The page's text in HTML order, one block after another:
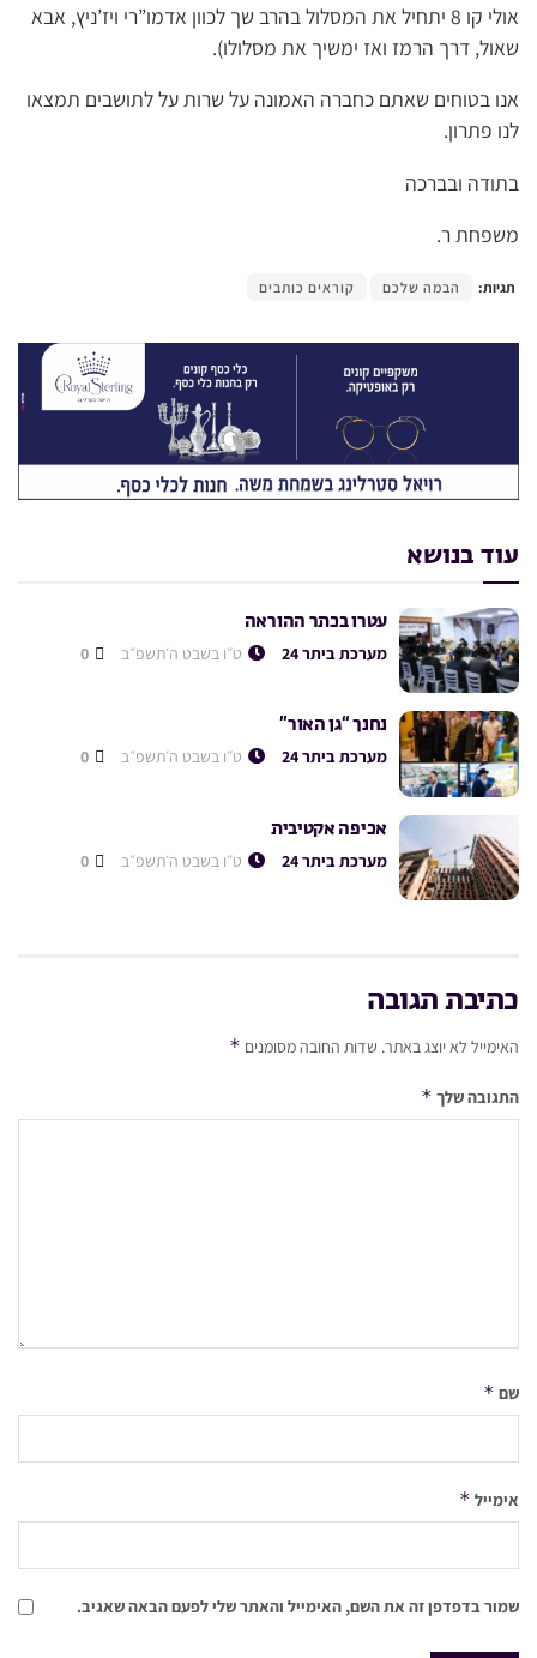
אולי קו 8 יתחיל את המסלול בהרב שך לכוון אדמו”רי ויז’ניץ, אבא
שאול, דרך הרמז ואז ימשיך את מסלולו).
אנו בטוחים שאתם כחברה האמונה על שרות על לתושבים תמצאו
לנו פתרון.
בתודה ובברכה
משפחת ר.
תגיות: הבמה שלכם קוראים כותבים
עוד בנושא
עטרו בכתר ההוראה
מערכת ביתר 24 ט״ו בשבט ה׳תשפ״ב
נחנך “גן האור”
מערכת ביתר 24 ט״ו בשבט ה׳תשפ״ב
אכיפה אקטיבית
מערכת ביתר 24 ט״ו בשבט ה׳תשפ״ב
כתיבת תגובה
האימייל לא יוצג באתר. שדות החובה מסומנים *
התגובה שלך *
שם *
אימייל *
שמור בדפדפן זה את השם, האימייל והאתר שלי לפעם הבאה שאגיב.